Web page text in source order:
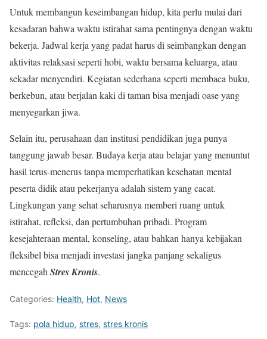
Untuk membangun keseimbangan hidup, kita perlu mulai dari
kesadaran bahwa waktu istirahat sama pentingnya dengan waktu
bekerja. Jadwal kerja yang padat harus di seimbangkan dengan
aktivitas relaksasi seperti hobi, waktu bersama keluarga, atau
sekadar menyendiri. Kegiatan sederhana seperti membaca buku,
berkebun, atau berjalan kaki di taman bisa menjadi oase yang
menyegarkan jiwa.
Selain itu, perusahaan dan institusi pendidikan juga punya
tanggung jawab besar. Budaya kerja atau belajar yang menuntut
hasil terus-menerus tanpa memperhatikan kesehatan mental
peserta didik atau pekerjanya adalah sistem yang cacat.
Lingkungan yang sehat seharusnya memberi ruang untuk
istirahat, refleksi, dan pertumbuhan pribadi. Program
kesejahteraan mental, konseling, atau bahkan hanya kebijakan
fleksibel bisa menjadi investasi jangka panjang sekaligus
mencegah Stres Kronis.
Categories: Health, Hot, News
Tags: pola hidup, stres, stres kronis